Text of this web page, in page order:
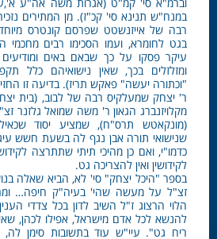
במנח"ש תנינא סי' קכ"ז). מן המתירים
רבה של אייזנשטט שפרסם קונטרס
בגט לחומרא, ועמו הסכימו רבים
עיקר פסקו על כך שבאם באים
ומזלזלים בכך, שאין נישואיהם כלל
"וכתורה יעשה" פאקש תריז). בדיעה זו
ר' יצחק שמעלקיס רבה של לבוב, (בית
מקלויזנברג הגאון ר' משה שמואל גלזנר
(מונקאטש תרס"ח), שמציע יסוד
שנישואי תורה אבן נגף לה בשעת חשש
כדמו"י, ואם כן מהיכי תיתי שתתרצה
לקידושין ואין להצריכה גט.
בספר "היכל יצחק" סי' לא, הביא שאלה
זצ"ל על מעשה שהי' בעיה"ק חיפה…
הלוי הרצוג ז"ל השיב לדון בכל צדדי
להנשא לכל אדם מישראל, אפילו לכהן,
ריח גט". עיי"ש עוד בתשובות סימן